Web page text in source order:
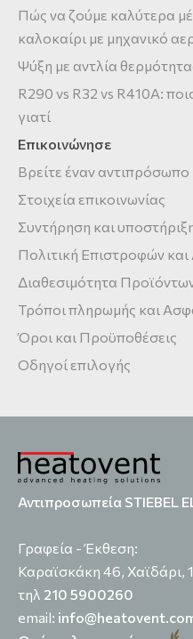
Πώς να ζούμε καλύτερα
καλοκαίρι με μηχανικό
Ψύξη με αντλία
R290 vs R32 vs R410A:
γιατί
Επικοινώνησε
Βρείτε έναν αντιπρόσωπο
Στοιχεία επικοινωνίας
Συντήρηση και
Πολιτική Επιστροφών
Διαθεσιμότητα
Τρόποι πληρωμής και
Όροι και Προϋποθέσεις
Οδηγοί επιλογής
Αντιπροσωπεία STIEBEL
Γραφεία - Έκθεση:
Καραϊσκάκη 46, Χαϊδάρι,
τηλ 210 5900260
email: